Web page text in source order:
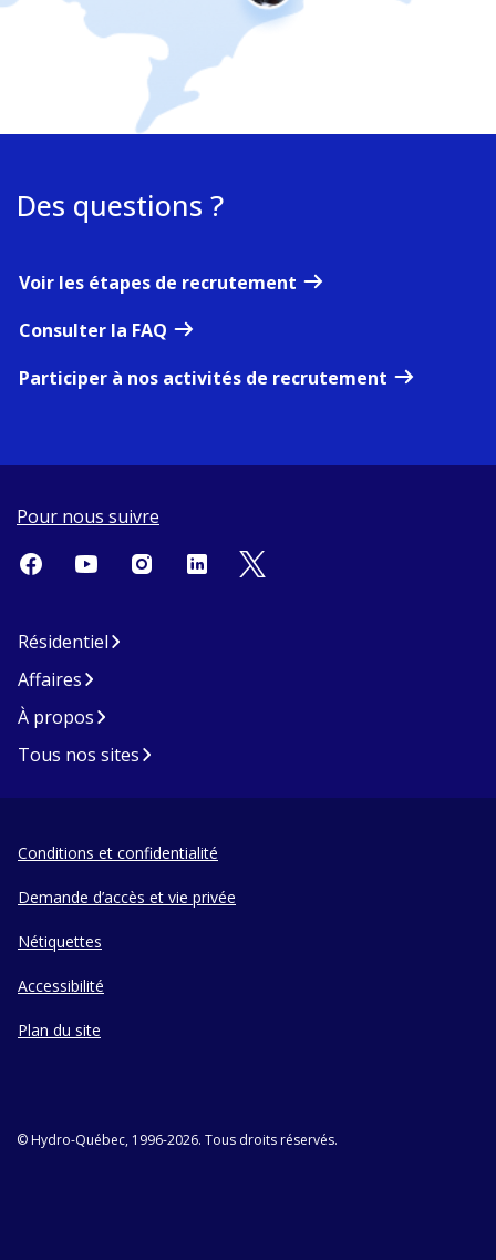
Des questions ?
Voir les étapes de recrutement
Consulter la FAQ
Participer à nos activités de recrutement
Pour nous suivre
Résidentiel
Affaires
À propos
Tous nos sites
Conditions et confidentialité
Demande d’accès et vie privée
Nétiquettes
Accessibilité
Plan du site
© Hydro-Québec, 1996-2026. Tous droits réservés.